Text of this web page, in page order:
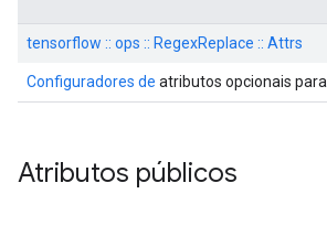
tensorflow :: ops :: RegexReplace :: Attrs
Configuradores de atributos opcionais para
Atributos públicos